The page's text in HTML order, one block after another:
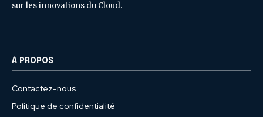
sur les innovations du Cloud.
À PROPOS
Contactez-nous
Politique de confidentialité